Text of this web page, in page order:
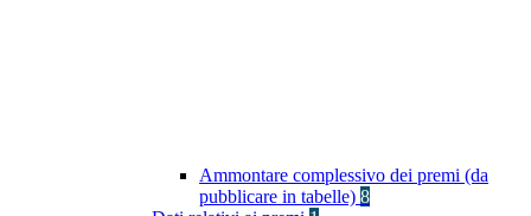
Ammontare complessivo dei premi (da
pubblicare in tabelle) 8